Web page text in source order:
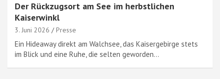
Der Rückzugsort am See im herbstlichen
Kaiserwinkl
3. Juni 2026 Presse
Ein Hideaway direkt am Walchsee, das Kaisergebirge stets
im Blick und eine Ruhe, die selten geworden…